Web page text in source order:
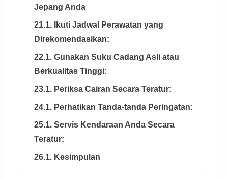
Jepang Anda
21.1. Ikuti Jadwal Perawatan yang
Direkomendasikan:
22.1. Gunakan Suku Cadang Asli atau
Berkualitas Tinggi:
23.1. Periksa Cairan Secara Teratur:
24.1. Perhatikan Tanda-tanda Peringatan:
25.1. Servis Kendaraan Anda Secara
Teratur:
26.1. Kesimpulan